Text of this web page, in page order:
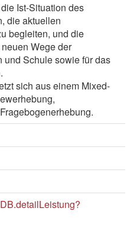
Ist-Situation des
die aktuellen
begleiten, und die
Wege der
Schule sowie für das
sich aus einem Mixed-